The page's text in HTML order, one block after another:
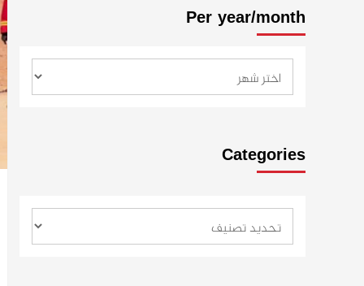
Per year/month
Categories